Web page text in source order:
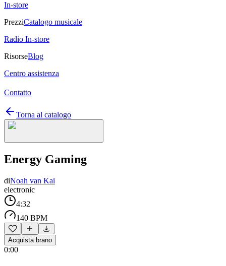
In-store
PrezziCatalogo musicale
Radio In-store
RisorseBlog
Centro assistenza
Contatto
Torna al catalogo
Energy Gaming
diNoah van Kai
electronic
4:32
140 BPM
Acquista brano
0:00